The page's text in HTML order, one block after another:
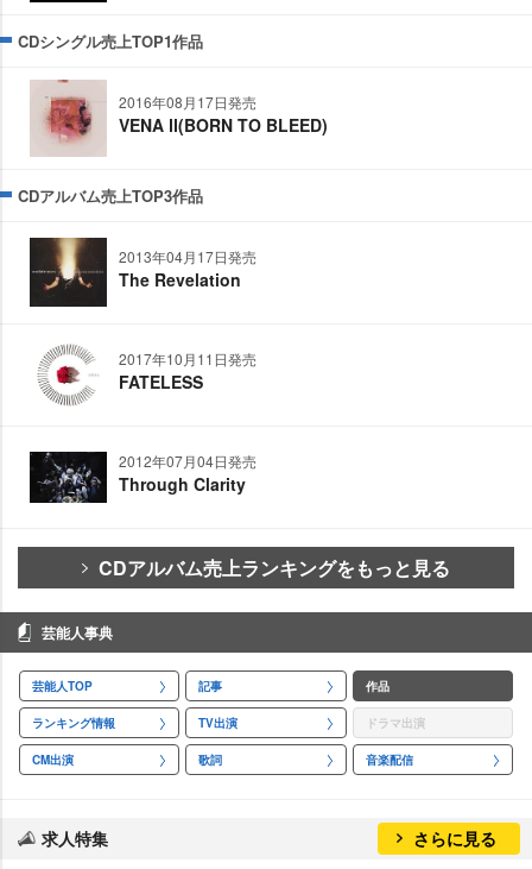
CDシングル売上TOP1作品
2016年08月17日発売
VENA Ⅱ(BORN TO BLEED)
CDアルバム売上TOP3作品
2013年04月17日発売
The Revelation
2017年10月11日発売
FATELESS
2012年07月04日発売
Through Clarity
CDアルバム売上ランキングをもっと見る
芸能人事典
芸能人TOP 記事 作品
ランキング情報 TV出演 ドラマ出演
CM出演 歌詞 音楽配信
求人特集 さらに見る